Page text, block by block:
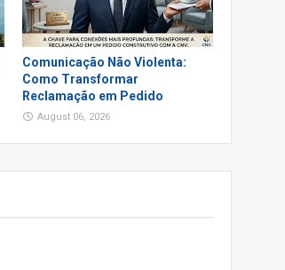
Comunicação Não Violenta:
Como Transformar
Reclamação em Pedido
August 06, 2026